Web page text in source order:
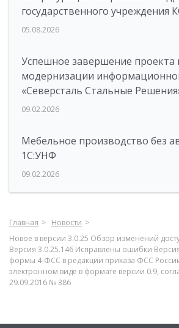
государственного учреждения
05.08.2026
Успешное завершение проекта
модернизации
«Северсталь Стальные
09.02.2026
Мебельное производство без
1С:УНФ
09.02.2026
Главная
Новости
Новое в версии 3.0.25 Обзор изменений
Версия 3.0.25.146 Исправлены ошибки
формы 4-ФСС в редакции приказа ФСС
электронном виде в формате версии 0.9,
29.09.2016 № 386